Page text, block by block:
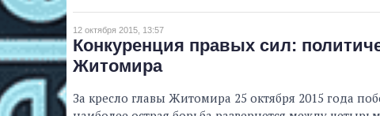
12 октября 2015, 13:57
Конкуренция правых сил:
Житомира
За кресло главы Житомира 25 октября 2015 года